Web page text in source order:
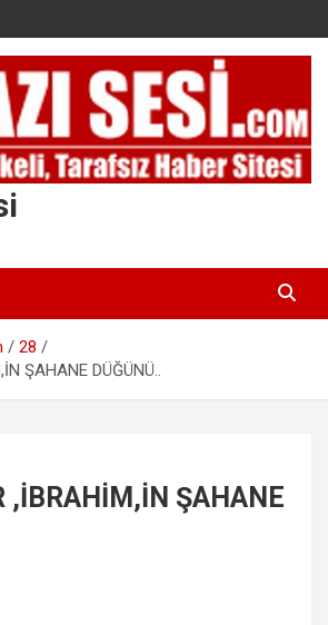
28
ŞAHANE DÜĞÜNÜ..
,İBRAHİM,İN ŞAHANE